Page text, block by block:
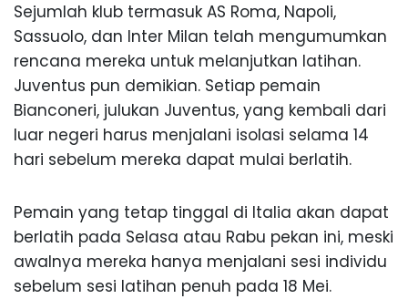
Sejumlah klub termasuk AS Roma, Napoli,
Sassuolo, dan Inter Milan telah mengumumkan
rencana mereka untuk melanjutkan latihan.
Juventus pun demikian. Setiap pemain
Bianconeri, julukan Juventus, yang kembali dari
luar negeri harus menjalani isolasi selama 14
hari sebelum mereka dapat mulai berlatih.
Pemain yang tetap tinggal di Italia akan dapat
berlatih pada Selasa atau Rabu pekan ini, meski
awalnya mereka hanya menjalani sesi individu
sebelum sesi latihan penuh pada 18 Mei.